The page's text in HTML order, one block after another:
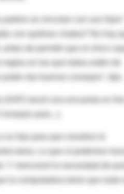
se vinculan con sus
con quiénes chatea? No hay
antes de permitir que el chico
en las que todos estén de
(SAP) lanzó una encuesta on
hijo para que nosotros le
tarea. Lo que sí podemos
Y mencionó la necesidad de
la computadora tiene que estar